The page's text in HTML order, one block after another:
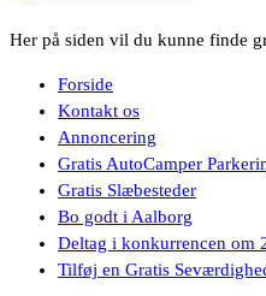
Her på siden vil du kunne finde
Forside
Kontakt os
Annoncering
Gratis AutoCamper
Gratis Slæbesteder
Bo godt i Aalborg
Deltag i konkurrencen om
Tilføj en Gratis